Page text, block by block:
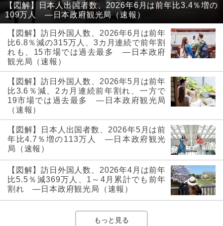
【図解】日本人出国者数、2026年6月は前年比3.4％増の
109万人 ―日本政府観光局（速報）
【図解】訪日外国人数、2026年6月は前年
比6.8％減の315万人、3カ月連続で前年割
れも、15市場では過去最多 ―日本政府
観光局（速報）
【図解】訪日外国人数、2026年5月は前年
比3.6％減、2カ月連続前年割れ、一方で
19市場では過去最多 ―日本政府観光局
（速報）
【図解】日本人出国者数、2026年5月は前
年比4.7％増の113万人 ―日本政府観光
局（速報）
【図解】訪日外国人数、2026年4月は前年
比5.5％減369万人、1～4月累計でも前年
割れ ―日本政府観光局（速報）
もっと見る